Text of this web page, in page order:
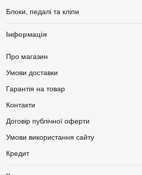
Блоки, педалі та кліпи
Інформація
Про магазин
Умови доставки
Гарантія на товар
Контакти
Договір публічної оферти
Умови використання сайту
Кредит